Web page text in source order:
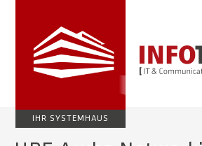
IHR SYSTEMHAUS